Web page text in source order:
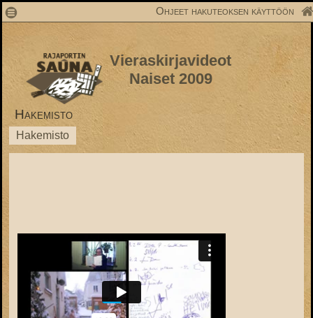
1 Ohjeet hakuteoksen käyttöön
Vieraskirjavideot
Naiset 2009
Hakemisto
Hakemisto